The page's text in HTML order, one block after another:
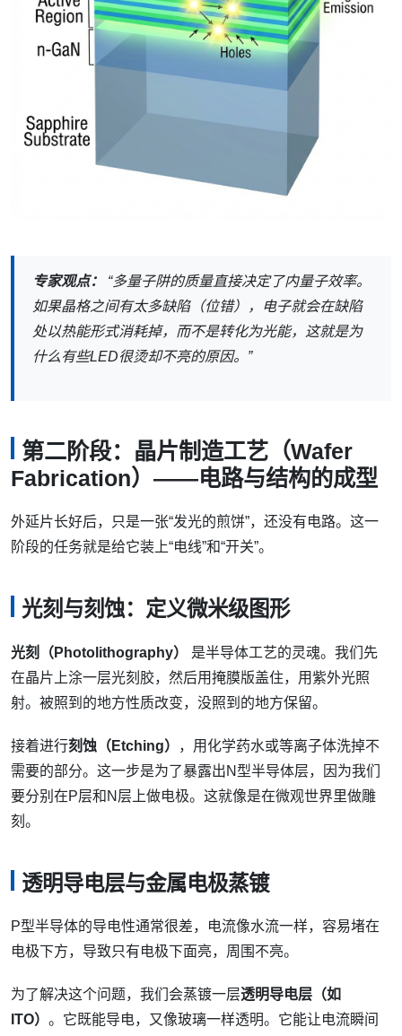
专家观点：
“多量子阱的质量直接决定了内量子效率。
如果晶格之间有太多缺陷（位错），电子就会在缺陷
处以热能形式消耗掉，而不是转化为光能，这就是为
什么有些LED很烫却不亮的原因。”
第二阶段：晶片制造工艺（Wafer
Fabrication）——电路与结构的成型
外延片长好后，只是一张“发光的煎饼”，还没有电路。这一
阶段的任务就是给它装上“电线”和“开关”。
光刻与刻蚀：定义微米级图形
光刻（Photolithography）
是半导体工艺的灵魂。我们先
在晶片上涂一层光刻胶，然后用掩膜版盖住，用紫外光照
射。被照到的地方性质改变，没照到的地方保留。
接着进行刻蚀（Etching）
，用化学药水或等离子体洗掉不
需要的部分。这一步是为了暴露出N型半导体层，因为我们
要分别在P层和N层上做电极。这就像是在微观世界里做雕
刻。
透明导电层与金属电极蒸镀
P型半导体的导电性通常很差，电流像水流一样，容易堵在
电极下方，导致只有电极下面亮，周围不亮。
为了解决这个问题，我们会蒸镀一层透明导电层（如
ITO） 。它既能导电，又像玻璃一样透明。它能让电流瞬间